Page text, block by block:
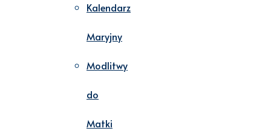
Kalendarz
Maryjny
Modlitwy
do
Matki